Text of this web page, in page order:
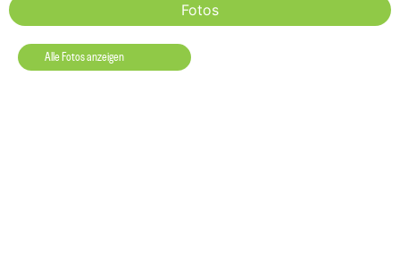
Fotos
Alle Fotos anzeigen